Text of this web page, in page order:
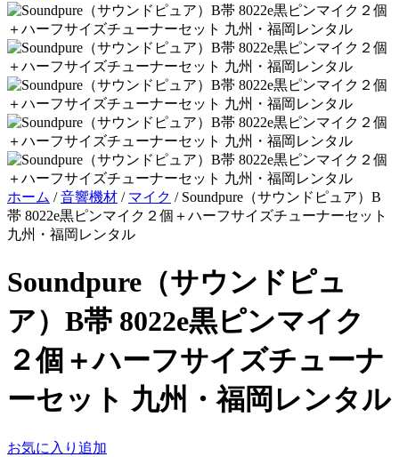
ホーム /音響機材 / マイク / Soundpure（サウンドピュア）B
帯 8022e黒ピンマイク２個＋ハーフサイズチューナーセット
九州・福岡レンタル
Soundpure（サウンドピュ
ア）B帯 8022e黒ピンマイク
２個＋ハーフサイズチューナ
ーセット 九州・福岡レンタル
お気に入り追加